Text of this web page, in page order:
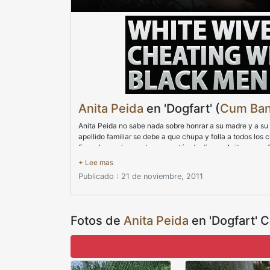
Anita Peida en 'Dogfart' (Cum
Anita Peida no sabe nada sobre honrar a su madre y a
apellido familiar se debe a que chupa y folla a todos los
finca, lo que le cuesta un montón de dinero. Anita se
pollas blancas que luego devastarán su cuerpo. Anita
viles de este lado de Anaheim. Al igual que una fila en
kielbasa blanca. El momento de poner fin a la miseria
y mocos de pene. No hace falta decir que su dolor se
Publicado : 21 de noviembre, 2011
Fotos de Anita Peida en 'Dogfart'